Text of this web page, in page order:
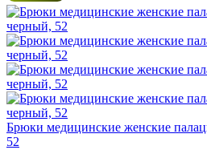
Брюки медицинские женские
52